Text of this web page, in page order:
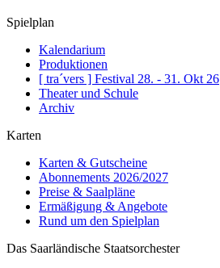
Spielplan
Kalendarium
Produktionen
[ tra´vers ] Festival 28. - 31. Okt 26
Theater und Schule
Archiv
Karten
Karten & Gutscheine
Abonnements 2026/2027
Preise & Saalpläne
Ermäßigung & Angebote
Rund um den Spielplan
Das Saarländische Staatsorchester